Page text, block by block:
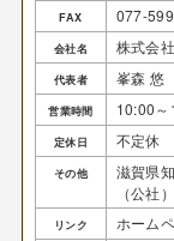
FAX 077-
会社名 株式会
代表者 峯森 悠
営業時間 10:00～
定休日 不定休
その他
滋賀県
（公社
リンク ホーム